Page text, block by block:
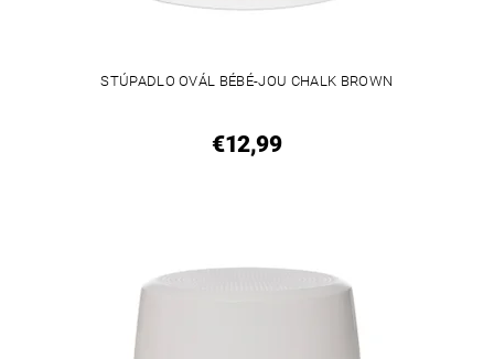
STÚPADLO OVÁL BÉBÉ-JOU CHALK BROWN
€12,99